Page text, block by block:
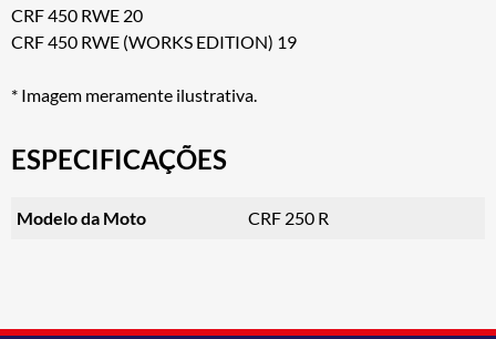
CRF 450 RWE 20
CRF 450 RWE (WORKS EDITION) 19
* Imagem meramente ilustrativa.
ESPECIFICAÇÕES
Modelo da Moto CRF 250 R